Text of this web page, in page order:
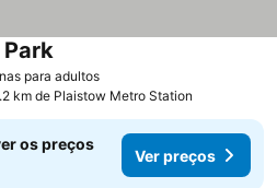
para adultosVer preços
Ver preços
km de Plaistow Metro Station
os preços
Ver preços